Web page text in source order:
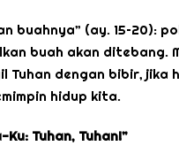
buahnya” (ay. 15–20):
buah akan ditebang.
dengan bibir, jika
hidup kita.
Tuhan, Tuhan!”